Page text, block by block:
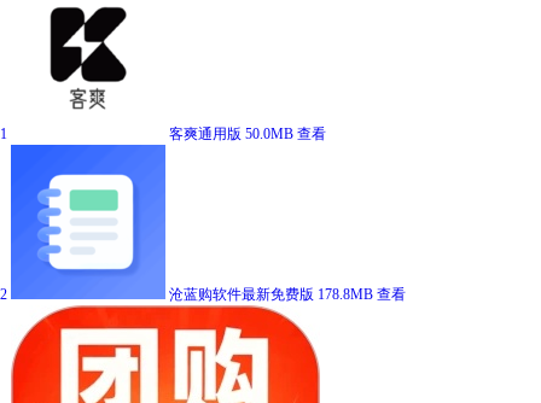
1 客爽通用版 50.0MB 查看
2 沧蓝购软件最新免费版 178.8MB 查看